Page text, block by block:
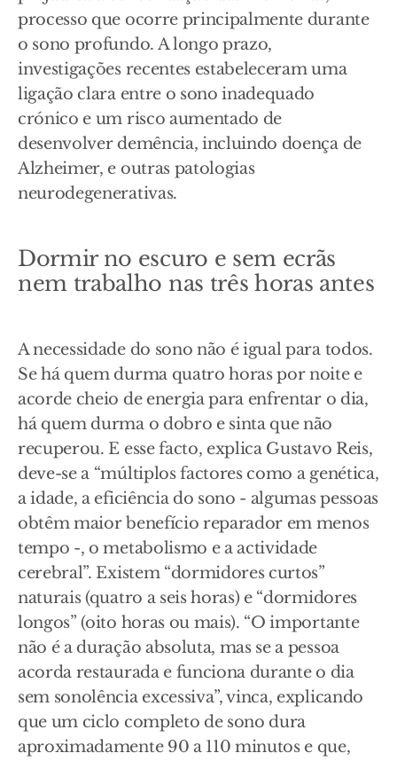
processo que ocorre principalmente durante
o sono profundo. A longo prazo,
investigações recentes estabeleceram uma
ligação clara entre o sono inadequado
crónico e um risco aumentado de
desenvolver demência, incluindo doença de
Alzheimer, e outras patologias
neurodegenerativas.
Dormir no escuro e sem ecrãs
nem trabalho nas três horas antes
A necessidade do sono não é igual para todos.
Se há quem durma quatro horas por noite e
acorde cheio de energia para enfrentar o dia,
há quem durma o dobro e sinta que não
recuperou. E esse facto, explica Gustavo Reis,
deve-se a “múltiplos factores como a genética,
a idade, a eficiência do sono - algumas pessoas
obtêm maior benefício reparador em menos
tempo -, o metabolismo e a actividade
cerebral”. Existem “dormidores curtos”
naturais (quatro a seis horas) e “dormidores
longos” (oito horas ou mais). “O importante
não é a duração absoluta, mas se a pessoa
acorda restaurada e funciona durante o dia
sem sonolência excessiva”, vinca, explicando
que um ciclo completo de sono dura
aproximadamente 90 a 110 minutos e que,